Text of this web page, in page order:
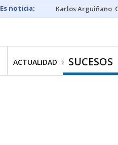
Karlos Arguiñano
ACTUALIDAD SUCESOS